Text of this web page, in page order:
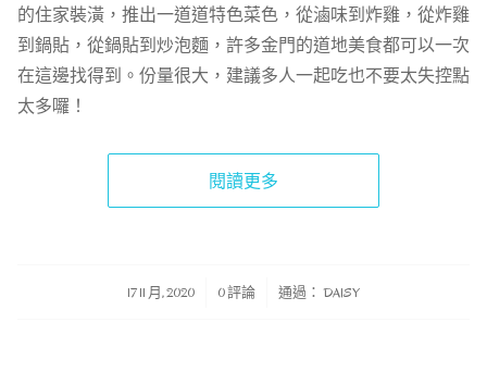
的住家裝潢，推出一道道特色菜色，從滷味到炸雞，從炸雞
到鍋貼，從鍋貼到炒泡麵，許多金門的道地美食都可以一次
在這邊找得到。份量很大，建議多人一起吃也不要太失控點
太多囉！
閱讀更多
17 11 月, 2020
/ 0 評論 通過： DAISY